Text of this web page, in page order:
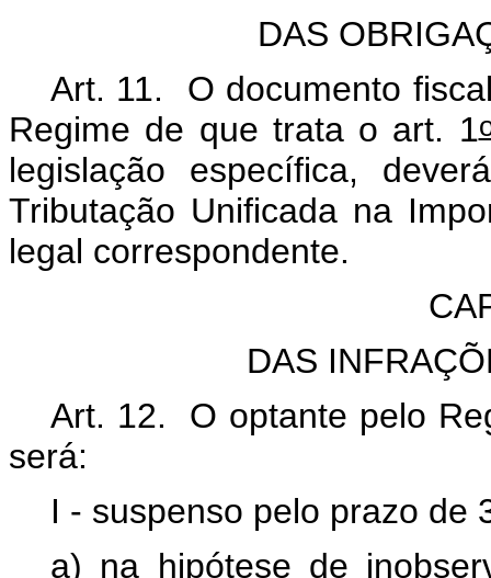
DAS
Art. 11. O documento
Regime de que trata o art. 1
legislação específica,
Tributação Unificada na
legal correspondente.
DAS
Art. 12. O optante pelo
será:
I - suspenso pelo prazo de
a) na hipótese de